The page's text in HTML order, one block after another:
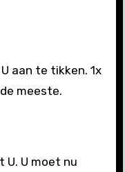
aan te tikken. 1x
meeste.
U. U moet nu